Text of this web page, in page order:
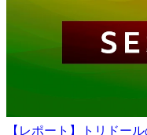
【レポート】トリドー